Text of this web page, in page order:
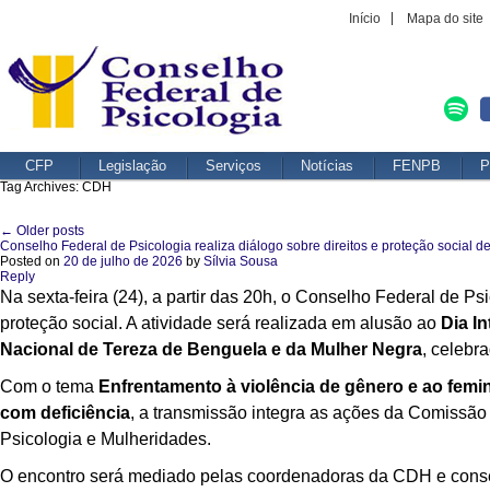
Início Mapa do site
CFP Legislação Serviços Notícias FENPB
Tag Archives: CDH
Post navigation
← Older posts
Conselho Federal de Psicologia realiza diálogo sobre direitos e proteção social
Posted on 20 de julho de 2026 by Sílvia Sousa
Reply
Na sexta-feira (24), a partir das 20h, o Conselho Federal de
proteção social. A atividade será realizada em alusão ao Dia
Nacional de Tereza de Benguela e da Mulher Negra,
Com o tema Enfrentamento à violência de gênero e ao
com deficiência, a transmissão integra as ações da
Psicologia e Mulheridades.
O encontro será mediado pelas coordenadoras da CDH e